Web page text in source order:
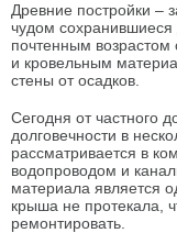
Древние постройки –
чудом
почтенным
и кровельным
стены от осадков.
Сегодня от частного
долговечности в
рассматривается в
водопроводом и
материала является
крыша не протекала,
ремонтировать.